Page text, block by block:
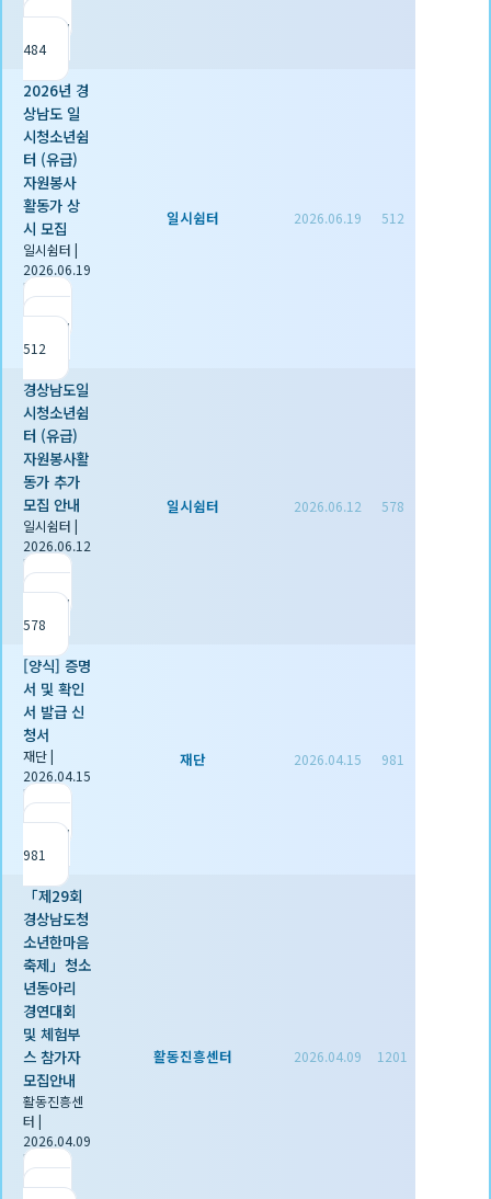
조회
484
2026년 경
상남도 일
시청소년쉼
터 (유급)
자원봉사
활동가 상
시 모집
일시쉼터 |
2026.06.19
|
조회
512
일시쉼터 2026.06.19 512
경상남도일
시청소년쉼
터 (유급)
자원봉사활
동가 추가
모집 안내
일시쉼터 |
2026.06.12
|
조회
578
일시쉼터 2026.06.12 578
[양식] 증명
서 및 확인
서 발급 신
청서
재단|
2026.04.15
|
조회
981
재단 2026.04.15 981
「제29회
경상남도청
소년한마음
축제」청소
년동아리
경연대회
및 체험부
스 참가자
모집안내
활동진흥센
터 |
2026.04.09
|
활동진흥센터 2026.04.09 1201